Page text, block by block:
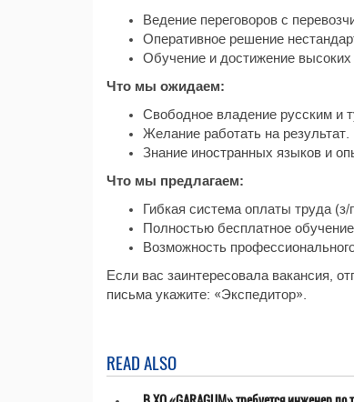
Ведение переговоров с
Оперативное решение
Обучение и достижение высоких
Что мы ожидаем:
Свободное владение русским и
Желание работать на результат.
Знание иностранных языков и
Что мы предлагаем:
Гибкая система оплаты труда
Полностью бесплатное обучение.
Возможность
Если вас заинтересовала вакансия,
письма укажите: «Экспедитор».
READ ALSO